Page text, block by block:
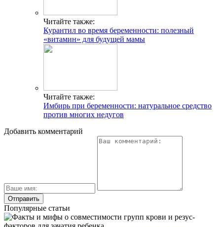
Читайте также:
Курантил во время беременности: полезный
«витамин» для будущей мамы
Читайте также:
Имбирь при беременности: натуральное средство
против многих недугов
Добавить комментарий
Популярные статьи